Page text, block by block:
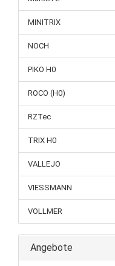
MINITRIX
NOCH
PIKO H0
ROCO (H0)
RZTec
TRIX H0
VALLEJO
VIESSMANN
VOLLMER
Angebote